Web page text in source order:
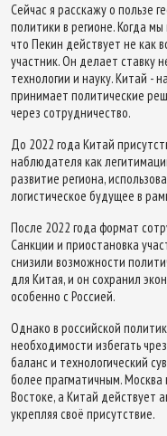
Сейчас я расскажу о пользе
политики в регионе. Когда
что Пекин действует не как
участник. Он делает ставку
технологии и науку. Китай -
принимает политические
через сотрудничество.
До 2022 года Китай
наблюдателя как
развитие региона,
логистическое будущее в
После 2022 года формат
Санкции и приостановка
снизили возможности
для Китая, и он сохранил
особенно с Россией.
Однако в российской
необходимости избегать
баланс и технологический
более прагматичным.
Востоке, а Китай действует
укрепляя своё присутствие.